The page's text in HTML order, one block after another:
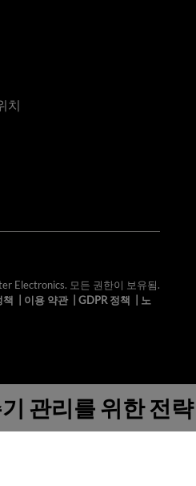
치
Electronics. 모든 권한이 보유됨.
책 이용 약관| GDPR 정책
노
관리를 위한 전략